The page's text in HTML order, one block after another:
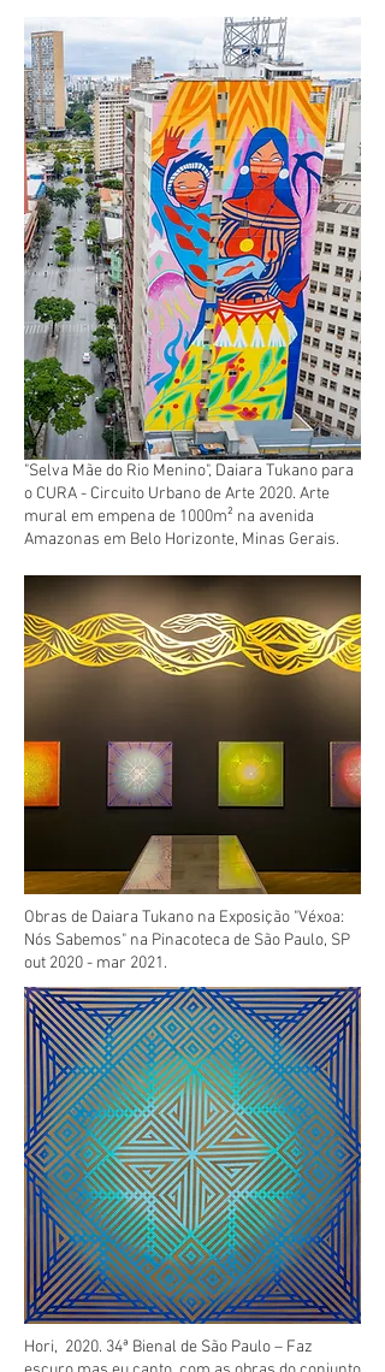
"Selva Mãe do Rio Menino", Daiara Tukano para
o CURA - Circuito Urbano de Arte 2020. Arte
mural em empena de 1000m² na avenida
Amazonas em Belo Horizonte, Minas Gerais.
Obras de Daiara Tukano na Exposição "Véxoa:
Nós Sabemos" na Pinacoteca de São Paulo, SP
out 2020 - mar 2021.
Hori, 2020. 34ª Bienal de São Paulo – Faz